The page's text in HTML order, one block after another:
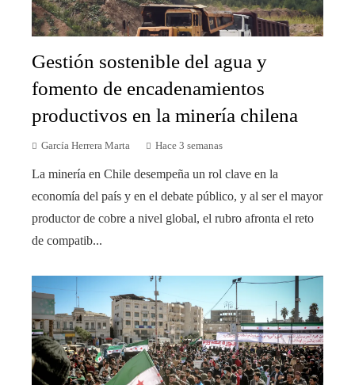
Gestión sostenible del agua y
fomento de encadenamientos
productivos en la minería chilena
García Herrera Marta Hace 3 semanas
La minería en Chile desempeña un rol clave en la
economía del país y en el debate público, y al ser el mayor
productor de cobre a nivel global, el rubro afronta el reto
de compatib...